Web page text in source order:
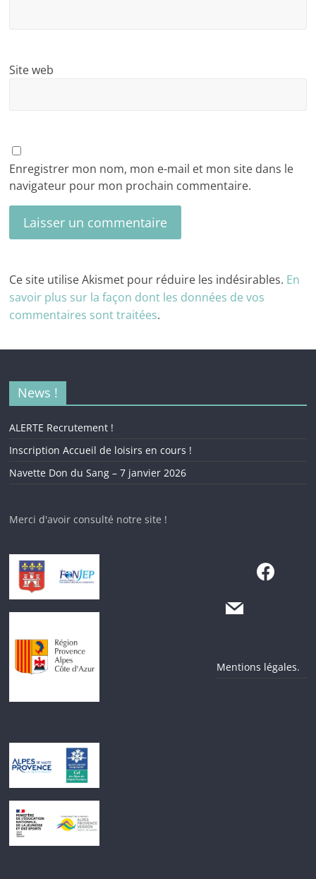
Site web
Enregistrer mon nom, mon e-mail et mon site dans le
navigateur pour mon prochain commentaire.
Ce site utilise Akismet pour réduire les indésirables. En
savoir plus sur la façon dont les données de vos
commentaires sont traitées.
News !
ALERTE Recrutement !
Inscription Accueil de loisirs en cours !
Navette Don du Sang – 7 janvier 2026
Merci d'avoir consulté notre site !
Mentions légales.